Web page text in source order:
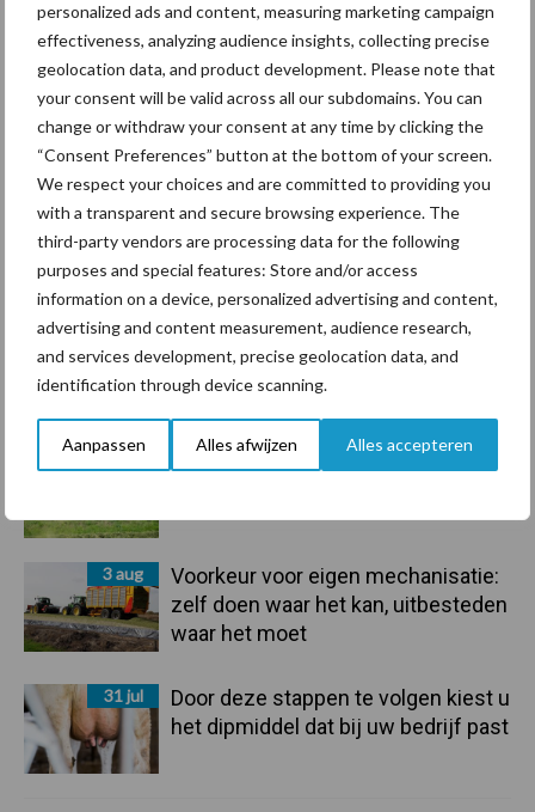
personalized ads and content, measuring marketing campaign
effectiveness, analyzing audience insights, collecting precise
geolocation data, and product development. Please note that
your consent will be valid across all our subdomains. You can
change or withdraw your consent at any time by clicking the
“Consent Preferences” button at the bottom of your screen.
We respect your choices and are committed to providing you
with a transparent and secure browsing experience. The
third-party vendors are processing data for the following
purposes and special features: Store and/or access
information on a device, personalized advertising and content,
advertising and content measurement, audience research,
and services development, precise geolocation data, and
identification through device scanning.
Aanpassen Alles afwijzen Alles accepteren
Primaire
Sidebar
Recent nieuws Partner nieuws
5 aug
“Vraag naar praktische
hygieneoplossingen is in Polen
groter dan ooit”
Drie Franse bedrijven over de grens
van 14.000 kilogram melk
Pöttinger introduceert compacte
3 aug
Voorkeur voor eigen mechanisatie:
zelf doen waar het kan, uitbesteden
waar het moet
31 jul
Door deze stappen te volgen kiest u
het dipmiddel dat bij uw bedrijf past
Toon meer